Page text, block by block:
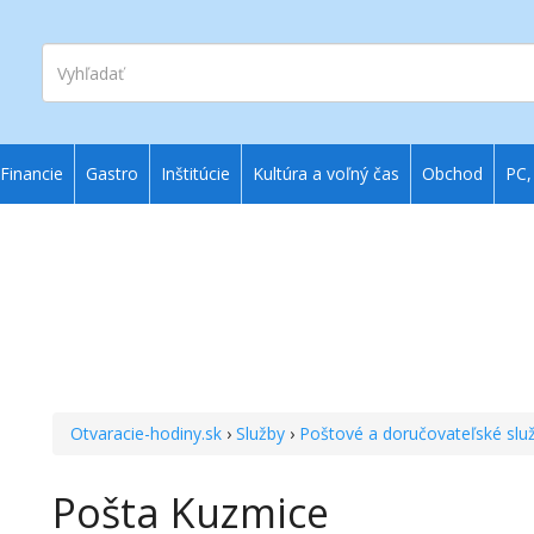
Vyhľadať
Otvaracie-hodiny.sk ›Služby › Poštové a doručovateľské
Pošta Kuzmice
Financie Gastro Inštitúcie Kultúra a voľný čas Obchod